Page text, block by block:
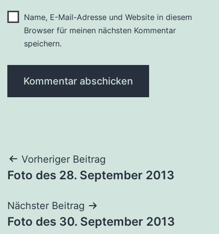
Name, E-Mail-Adresse und Website in diesem
Browser für meinen nächsten Kommentar
speichern.
Beitragsnavigation
Vorheriger Beitrag
Foto des 28. September 2013
Nächster Beitrag
Foto des 30. September 2013